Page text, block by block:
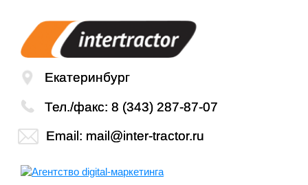
Екатеринбург
Тел./факс: 8 (343) 287-87-07
Email: mail@inter-tractor.ru